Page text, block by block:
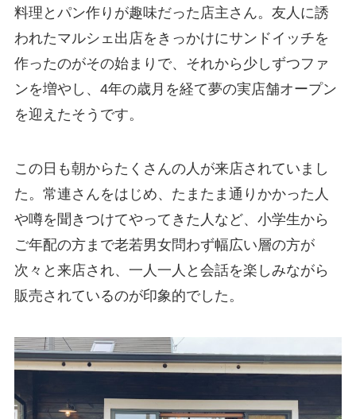
料理とパン作りが趣味だった店主さん。友人に誘
われたマルシェ出店をきっかけにサンドイッチを
作ったのがその始まりで、それから少しずつファ
ンを増やし、4年の歳月を経て夢の実店舗オープン
を迎えたそうです。
この日も朝からたくさんの人が来店されていまし
た。常連さんをはじめ、たまたま通りかかった人
や噂を聞きつけてやってきた人など、小学生から
ご年配の方まで老若男女問わず幅広い層の方が
次々と来店され、一人一人と会話を楽しみながら
販売されているのが印象的でした。